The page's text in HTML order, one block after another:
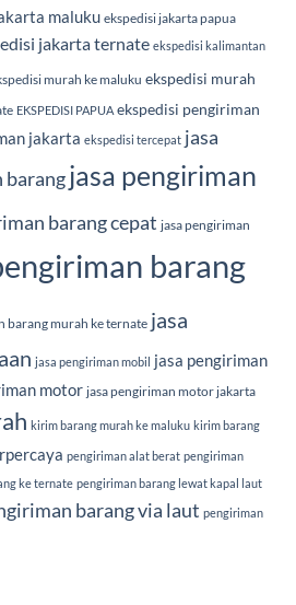
maluku ekspedisi jakarta papua
jakarta ternate ekspedisi kalimantan
murah ke maluku ekspedisi murah
EKSPEDISI PAPUA ekspedisi pengiriman
jakarta ekspedisi tercepat jasa
barangjasa pengiriman
barang cepat jasa pengiriman
barang
barang murah ke ternate jasa
jasa pengiriman mobil jasa pengiriman
motor jasa pengiriman motor jakarta
kirim barang murah ke maluku kirim barang
pengiriman alat berat pengiriman
ke ternate pengiriman barang lewat kapal laut
barang via laut pengiriman